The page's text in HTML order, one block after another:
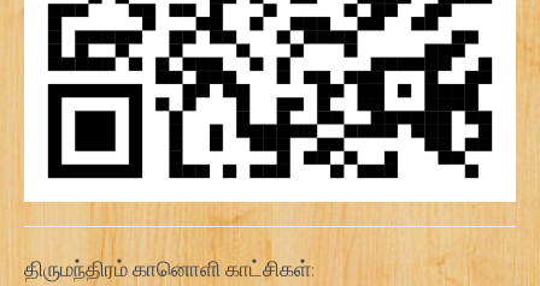
திருமந்திரம் கானொளி காட்சிகள்: